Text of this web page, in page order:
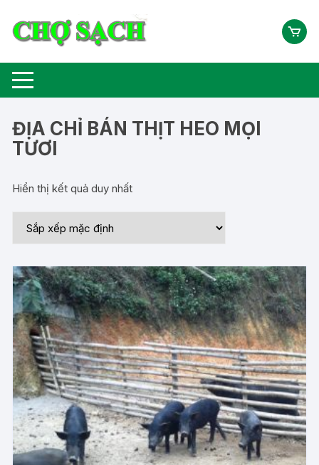
ĐỊA CHỈ BÁN THỊT HEO MỌI
TƯƠI
Hiển thị kết quả duy nhất